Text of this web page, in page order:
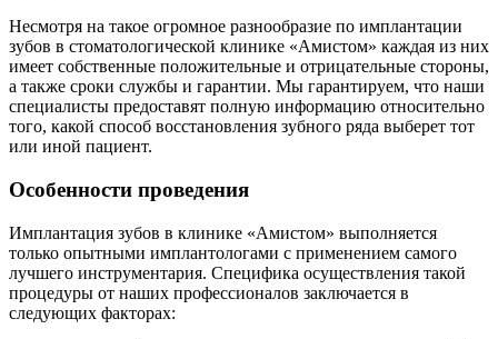
Несмотря на такое огромное разнообразие по имплантации
зубов в стоматологической клинике «Амистом» каждая из них
имеет собственные положительные и отрицательные стороны,
а также сроки службы и гарантии. Мы гарантируем, что наши
специалисты предоставят полную информацию относительно
того, какой способ восстановления зубного ряда выберет тот
или иной пациент.
Особенности проведения
Имплантация зубов в клинике «Амистом» выполняется
только опытными имплантологами с применением самого
лучшего инструментария. Специфика осуществления такой
процедуры от наших профессионалов заключается в
следующих факторах: